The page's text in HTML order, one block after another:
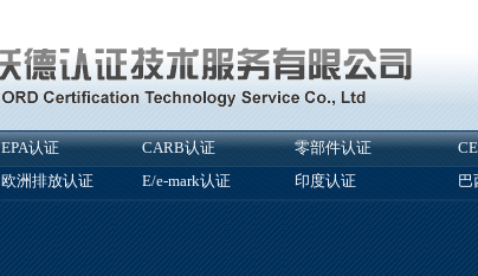
EPA认证 CARB认证 零部件认证
欧洲排放认证 E/e-mark认证 印度认证 巴